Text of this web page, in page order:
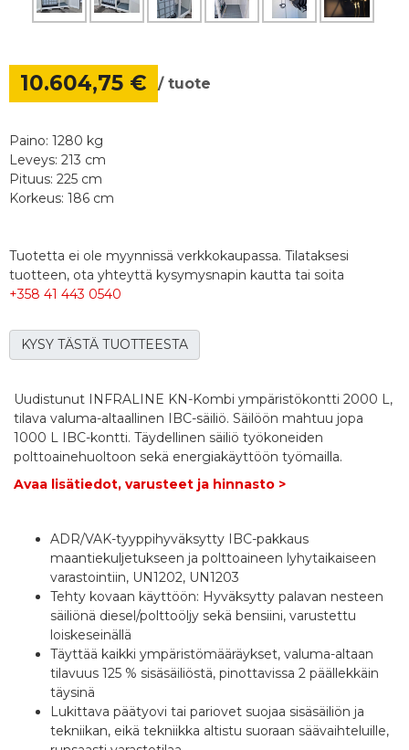
10.604,75 € / tuote
Paino: 1280 kg
Leveys: 213 cm
Pituus: 225 cm
Korkeus: 186 cm
Tuotetta ei ole myynnissä verkkokaupassa. Tilataksesi
tuotteen, ota yhteyttä kysymysnapin kautta tai soita
+358 41 443 0540
KYSY TÄSTÄ TUOTTEESTA
Uudistunut INFRALINE KN-Kombi ympäristökontti 2000 L,
tilava valuma-altaallinen IBC-säiliö. Säilöön mahtuu jopa
1000 L IBC-kontti. Täydellinen säiliö työkoneiden
polttoainehuoltoon sekä energiakäyttöön työmailla.
Avaa lisätiedot, varusteet ja hinnasto >
ADR/VAK-tyyppihyväksytty IBC-pakkaus
maantiekuljetukseen ja polttoaineen lyhytaikaiseen
varastointiin, UN1202, UN1203
Tehty kovaan käyttöön: Hyväksytty palavan nesteen
säiliönä diesel/polttoöljy sekä bensiini, varustettu
loiskeseinällä
Täyttää kaikki ympäristömääräykset, valuma-altaan
tilavuus 125 % sisäsäiliöstä, pinottavissa 2 päällekkäin
täysinä
Lukittava päätyovi tai pariovet suojaa sisäsäiliön ja
tekniikan, eikä tekniikka altistu suoraan säävaihteluille,